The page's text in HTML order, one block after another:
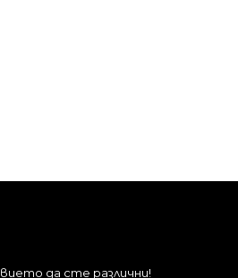
да сте различни!